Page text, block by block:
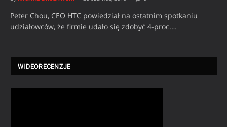
Peter Chou, CEO HTC powiedział na ostatnim spotkaniu
udziałowców, że firmie udało się zdobyć 4-proc.…
WIDEORECENZJE